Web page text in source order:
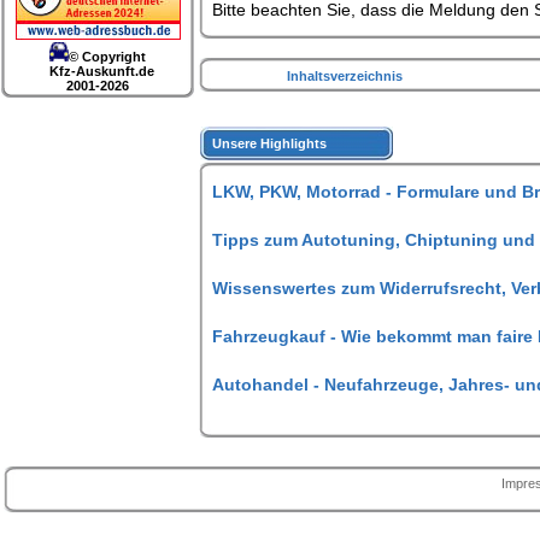
Bitte beachten Sie, dass die Meldung
Inhaltsverzeichnis
Unsere Highlights
LKW, PKW, Motorrad - Formulare und
Tipps zum Autotuning, Chiptuning
Wissenswertes zum Widerrufsrecht,
Fahrzeugkauf - Wie bekommt man faire
Autohandel - Neufahrzeuge, Jahres-
© Copyright
Kfz-Auskunft.de
2001-2026